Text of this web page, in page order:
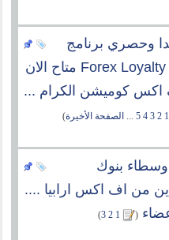
وحصري برنامج
الولاء Forex Loyalty Program متاح الان
اكس كوميشن الكرام ...
1
2
3
4
5
... الصفحة الأخيرة)
وسطاء بنوك
من اف اكس ارابيا ....
‏
(
1
2
3
)